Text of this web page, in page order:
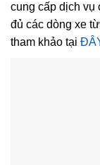
cung cấp dịch vụ
đủ các dòng xe
tham khảo tại